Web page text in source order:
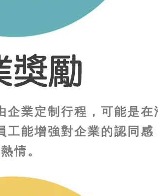
業定制行程，可能是
能增強對企業的認同
情。